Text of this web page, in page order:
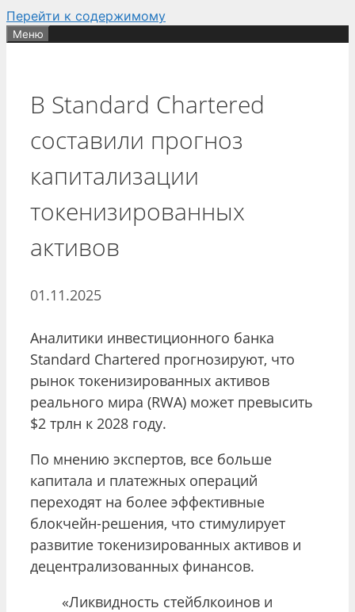
Перейти к содержимому
Меню
В Standard Chartered
составили прогноз
капитализации
токенизированных
активов
01.11.2025
Аналитики инвестиционного банка
Standard Chartered прогнозируют, что
рынок токенизированных активов
реального мира (RWA) может превысить
$2 трлн к 2028 году.
По мнению экспертов, все больше
капитала и платежных операций
переходят на более эффективные
блокчейн-решения, что стимулирует
развитие токенизированных активов и
децентрализованных финансов.
«Ликвидность стейблкоинов и